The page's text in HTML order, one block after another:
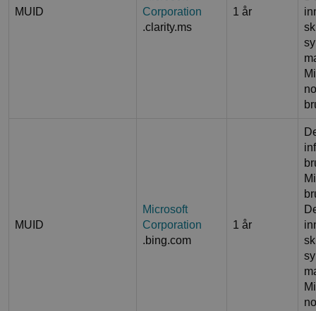
MUID
Corporation
.clarity.ms
1 år
MUID
Microsoft
Corporation
.bing.com
1 år